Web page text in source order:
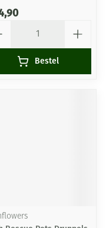
Bestel